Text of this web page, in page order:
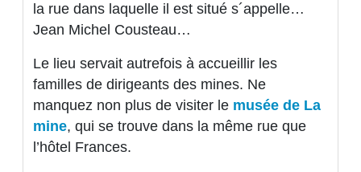
la rue dans laquelle il est situé s´appelle…
Jean Michel Cousteau…
Le lieu servait autrefois à accueillir les
familles de dirigeants des mines. Ne
manquez non plus de visiter le musée de La
mine, qui se trouve dans la même rue que
l’hôtel Frances.